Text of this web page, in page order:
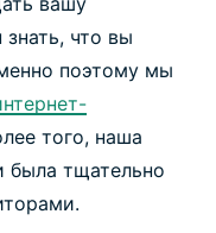
что вы
поэтому мы
того, наша
была тщательно